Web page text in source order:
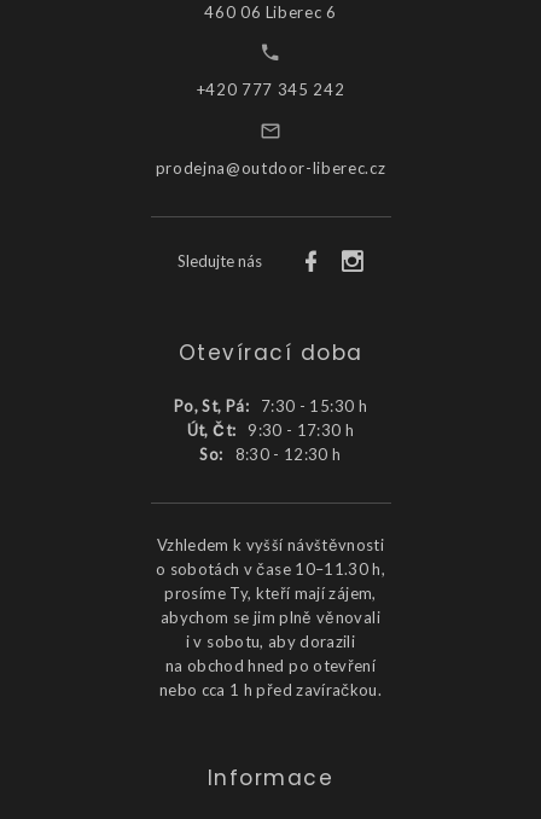
460 06 Liberec 6
+420 777 345 242
prodejna@outdoor-liberec.cz
Sledujte nás
Otevírací doba
Po, St, Pá:
7:30 - 15:30 h
Út, Čt: 9:30 - 17:30 h
So: 8:30 - 12:30 h
Vzhledem k vyšší návštěvnosti
o sobotách v čase 10–11.30 h,
prosíme Ty, kteří mají zájem,
abychom se jim plně věnovali
i v sobotu, aby dorazili
na obchod hned po otevření
nebo cca 1 h před zavíračkou.
Informace